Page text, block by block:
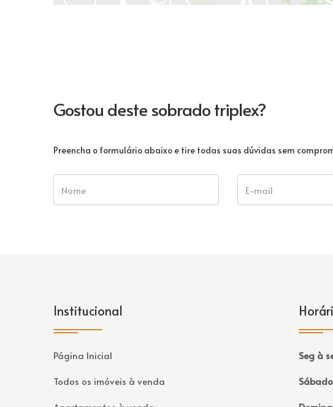
Gostou deste sobrado triplex?
Preencha o formulário abaixo e tire todas suas dúvidas sem
Institucional
Página Inicial
Todos os imóveis à venda
Seg à